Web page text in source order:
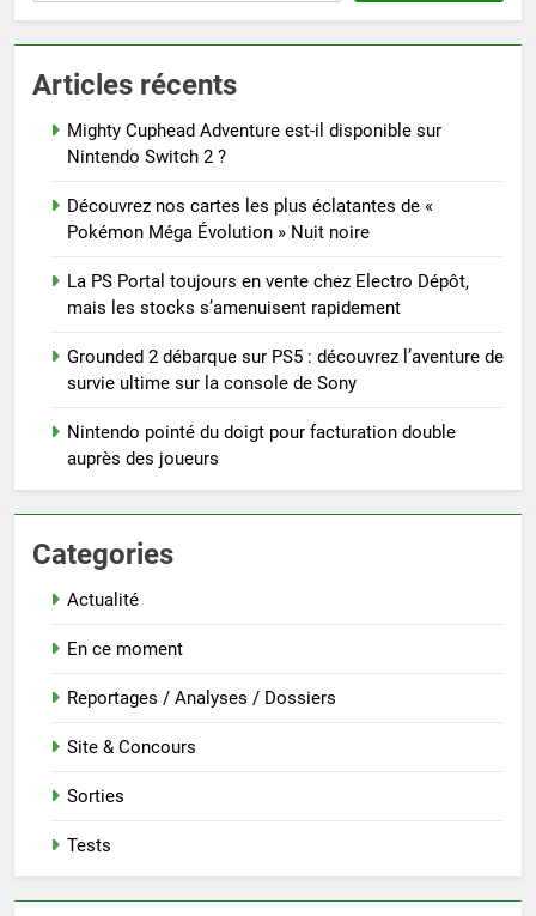
Articles récents
Mighty Cuphead Adventure est-il disponible sur
Nintendo Switch 2 ?
Découvrez nos cartes les plus éclatantes de «
Pokémon Méga Évolution » Nuit noire
La PS Portal toujours en vente chez Electro Dépôt,
mais les stocks s’amenuisent rapidement
Grounded 2 débarque sur PS5 : découvrez l’aventure de
survie ultime sur la console de Sony
Nintendo pointé du doigt pour facturation double
auprès des joueurs
Categories
Actualité
En ce moment
Reportages / Analyses / Dossiers
Site & Concours
Sorties
Tests